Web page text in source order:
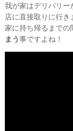
我が家はデリバリー
店に直接取りに行き
家に持ち帰るまでの
まう事ですよね！